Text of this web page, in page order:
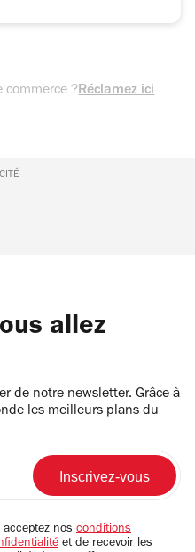
commerce ?Réclamez ici
allez
de notre newsletter. Grâce à
les meilleurs plans du
nos conditions
et de recevoir les